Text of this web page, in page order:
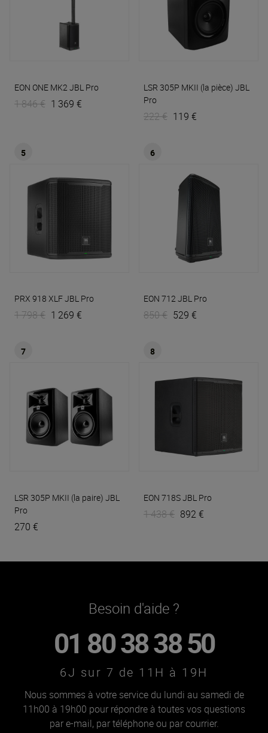
EON ONE MK2 JBL Pro
1 846 € 1 369 €
LSR 305P MKII (la pièce) JBL
Pro
222 € 119 €
5
PRX 918 XLFJBL Pro
1 798 € 1 269 €
6
EON 712 JBL Pro
850 € 529 €
7
LSR 305P MKII (la paire) JBL
Pro
270 €
8
EON 718SJBL Pro
1 438 € 892 €
Besoin d'aide ?
01 80 38 38 50
6J sur 7 de 11H à 19H
Nous sommes à votre service du lundi au samedi de
11h00 à 19h00 pour répondre à toutes vos questions
par e-mail, par téléphone ou par courrier.